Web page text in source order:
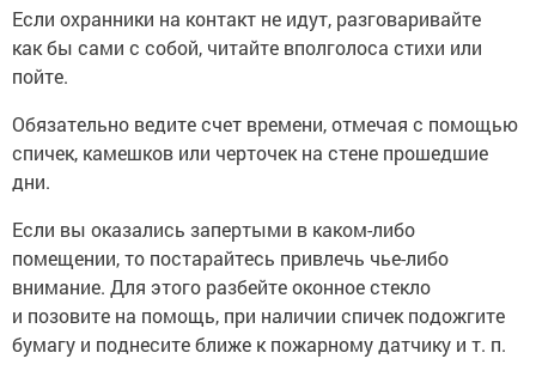
Если охранники на контакт не идут, разговаривайте
как бы сами с собой, читайте вполголоса стихи или
пойте.
Обязательно ведите счет времени, отмечая с помощью
спичек, камешков или черточек на стене прошедшие
дни.
Если вы оказались запертыми в каком-либо
помещении, то постарайтесь привлечь чье-либо
внимание. Для этого разбейте оконное стекло
и позовите на помощь, при наличии спичек подожгите
бумагу и поднесите ближе к пожарному датчику и т. п.